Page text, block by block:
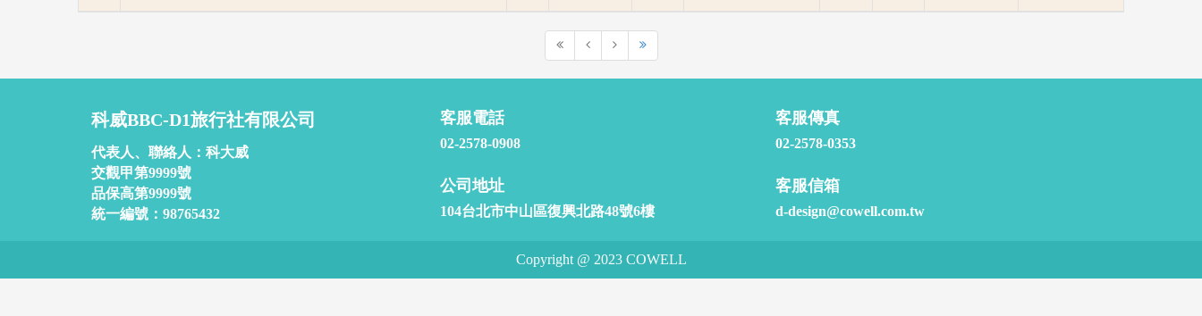
科威BBC-D1旅行社有限公司
代表人、聯絡人：科大威
交觀甲第9999號
品保高第9999號
統一編號：98765432
客服電話
02-2578-0908
客服傳真
02-2578-0353
公司地址
104台北市中山區復興北路48號6樓
客服信箱
d-design@cowell.com.tw
Copyright @ 2023 COWELL